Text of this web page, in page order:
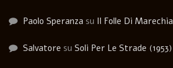
Paolo Speranza su Il Folle Di
Salvatore su Soli Per Le Strade (1953)